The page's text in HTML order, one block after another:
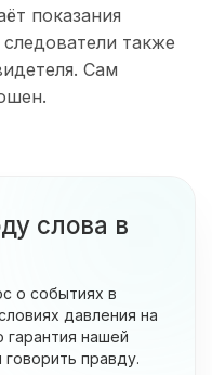
показания
также
Сам
слова в
о событиях в
давления на
нашей
правду.